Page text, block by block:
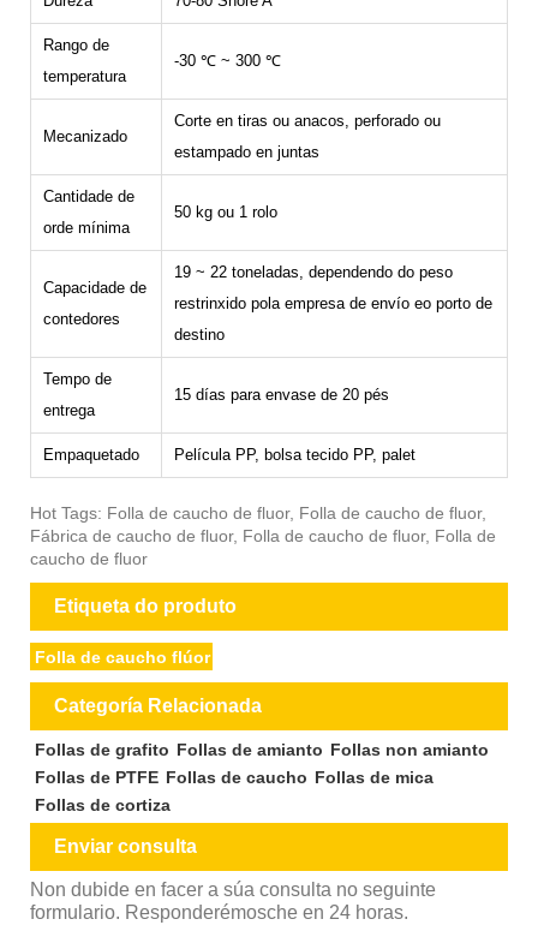
Rango de
temperatura
-30 ℃ ~ 300 ℃
Mecanizado
Corte en tiras ou anacos, perforado ou
estampado en juntas
Cantidade de
orde mínima
50 kg ou 1 rolo
Capacidade de
contedores
19 ~ 22 toneladas, dependendo do peso
restrinxido pola empresa de envío eo porto de
destino
Tempo de
entrega
15 días para envase de 20 pés
Empaquetado Película PP, bolsa tecido PP, palet
Hot Tags: Folla de caucho de fluor, Folla de caucho de fluor,
Fábrica de caucho de fluor, Folla de caucho de fluor, Folla de
caucho de fluor
Etiqueta do produto
Folla de caucho flúor
Categoría Relacionada
Follas de grafito Follas de amianto Follas non amianto
Follas de PTFE Follas de caucho Follas de mica
Follas de cortiza
Enviar consulta
Non dubide en facer a súa consulta no seguinte
formulario. Responderémosche en 24 horas.